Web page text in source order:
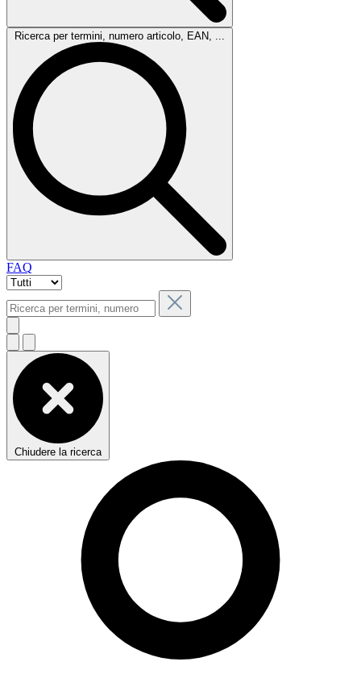
Ricerca per termini, numero articolo, EAN, ...
FAQ
Chiudere la ricerca